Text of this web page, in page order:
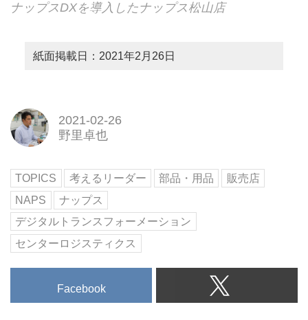
ナップスDXを導入したナップス松山店
紙面掲載日：2021年2月26日
2021-02-26
野里卓也
TOPICS 考えるリーダー 部品・用品
販売店
NAPS
ナップス
デジタルトランスフォーメーション
センターロジスティクス
Facebook